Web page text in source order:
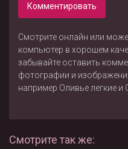
Комментировать
Смотрите онлайн или
компьютер в хорошем
забывайте оставить
фотографии и
например Оливье легкие и
Смотрите так же: